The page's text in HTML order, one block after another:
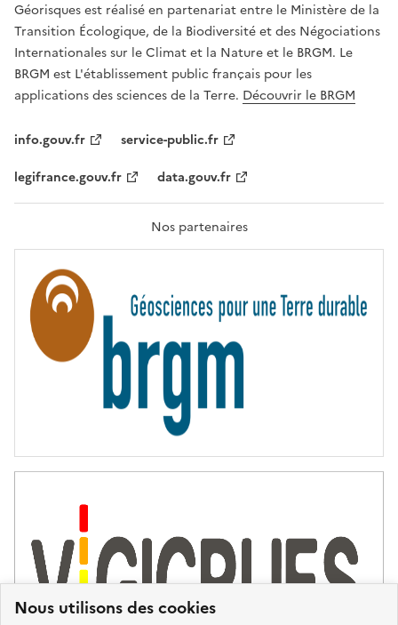
Nous utilisons des cookies
T
É
,
É
G
A
L
F
A
T
R
T
É
Géorisques est réalisé en partenariat entre le Ministère de la
Transition Écologique, de la Biodiversité et des Négociations
Internationales sur le Climat et la Nature et le BRGM. Le
BRGM est L'établissement public français pour les
applications des sciences de la Terre. Découvrir le BRGM
info.gouv.fr
service-public.fr
legifrance.gouv.fr
data.gouv.fr
Nos partenaires